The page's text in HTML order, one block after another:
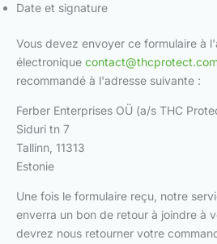
Date et signature
Vous devez envoyer ce formulaire à
électronique
recommandé à l'adresse suivante :
Ferber Enterprises OÜ (a/s THC
Siduri tn 7
Tallinn, 11313
Estonie
Une fois le formulaire reçu, notre
enverra un bon de retour à joindre à
devrez nous retourner votre